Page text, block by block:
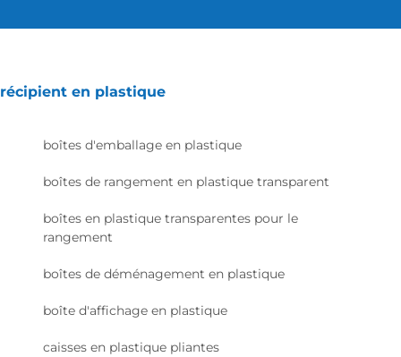
récipient en plastique
boîtes d'emballage en plastique
boîtes de rangement en plastique transparent
boîtes en plastique transparentes pour le
rangement
boîtes de déménagement en plastique
boîte d'affichage en plastique
caisses en plastique pliantes